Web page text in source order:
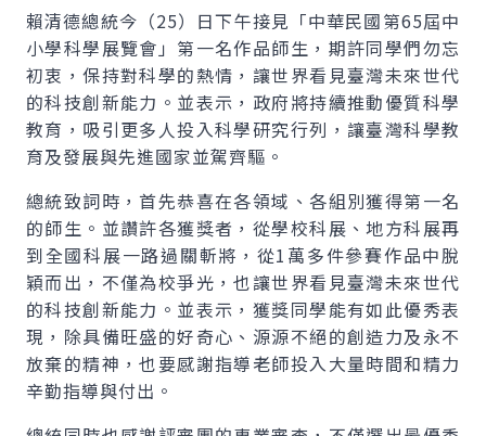
賴清德總統今（25）日下午接見「中華民國第65屆中
小學科學展覽會」第一名作品師生，期許同學們勿忘
初衷，保持對科學的熱情，讓世界看見臺灣未來世代
的科技創新能力。並表示，政府將持續推動優質科學
教育，吸引更多人投入科學研究行列，讓臺灣科學教
育及發展與先進國家並駕齊驅。
總統致詞時，首先恭喜在各領域、各組別獲得第一名
的師生。並讚許各獲獎者，從學校科展、地方科展再
到全國科展一路過關斬將，從1萬多件參賽作品中脫
穎而出，不僅為校爭光，也讓世界看見臺灣未來世代
的科技創新能力。並表示，獲獎同學能有如此優秀表
現，除具備旺盛的好奇心、源源不絕的創造力及永不
放棄的精神，也要感謝指導老師投入大量時間和精力
辛勤指導與付出。